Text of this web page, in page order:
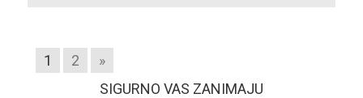
1 2
»
SIGURNO VAS ZANIMAJU